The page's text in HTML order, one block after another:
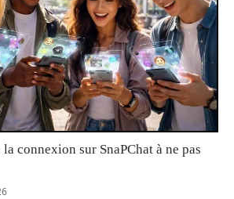
connexion sur SnaPChat à ne pas